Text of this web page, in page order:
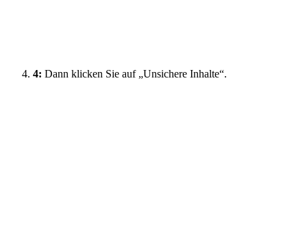
4: Dann klicken Sie auf „Unsichere Inhalte“.